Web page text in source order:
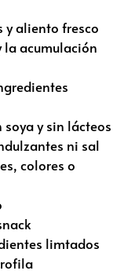
y aliento fresco
la acumulación
y sin lácteos
ni sal
colores o
limtados